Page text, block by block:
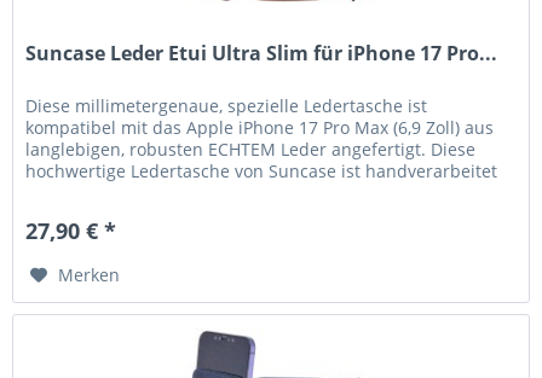
Suncase Leder Etui Ultra Slim für iPhone 17 Pro...
Diese millimetergenaue, spezielle Ledertasche ist
kompatibel mit das Apple iPhone 17 Pro Max (6,9 Zoll) aus
langlebigen, robusten ECHTEM Leder angefertigt. Diese
hochwertige Ledertasche von Suncase ist handverarbeitet
27,90 € *
Merken